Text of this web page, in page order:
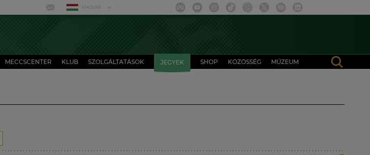
MAGYAR
MECCSCENTER KLUB SZOLGÁLTATÁSOK JEGYEK SHOP KÖZÖSSÉG MÚZEUM